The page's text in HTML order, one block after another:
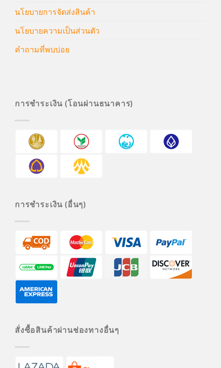
นโยบายการจัดส่งสินค้า
นโยบายความเป็นส่วนตัว
คำถามที่พบบ่อย
การชำระเงิน (โอนผ่านธนาคาร)
การชำระเงิน (อื่นๆ)
สั่งซื้อสินค้าผ่านช่องทางอื่นๆ